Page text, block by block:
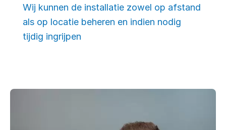
Wij kunnen de installatie zowel op afstand
als op locatie beheren en indien nodig
tijdig ingrijpen